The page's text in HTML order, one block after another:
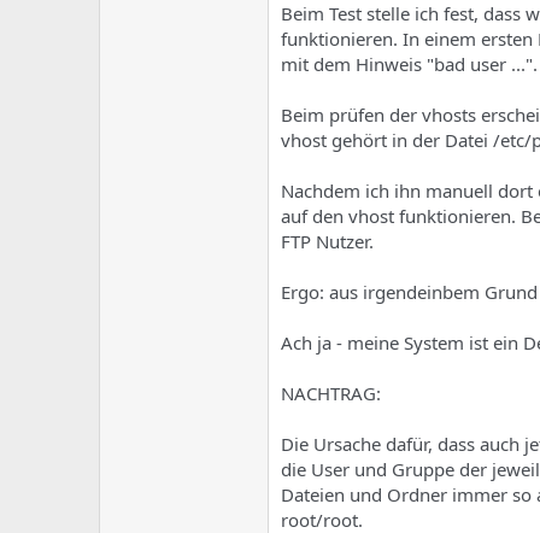
Beim Test stelle ich fest, dass
funktionieren. In einem ersten
mit dem Hinweis "bad user ...".
Beim prüfen der vhosts
vhost gehört in der Datei /etc/
Nachdem ich ihn manuell dort
auf den vhost funktionieren.
FTP Nutzer.
Ergo: aus irgendeinbem
Ach ja - meine System ist ein
NACHTRAG:
Die Ursache dafür, dass auch
die User und Gruppe der
Dateien und Ordner immer so
root/root.